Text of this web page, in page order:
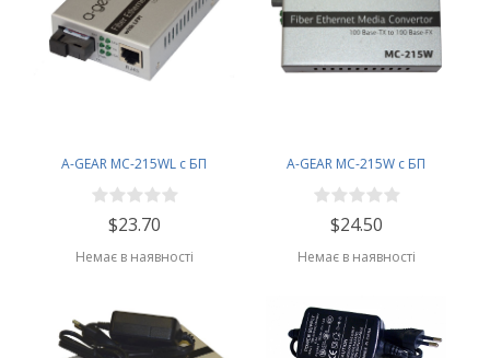
A-GEAR MC-215WL с БП
$23.70
Немає в наявності
A-GEAR MC-215W c БП
$24.50
Немає в наявності